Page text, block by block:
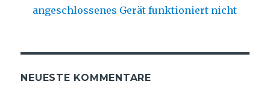
angeschlossenes Gerät funktioniert nicht
NEUESTE KOMMENTARE